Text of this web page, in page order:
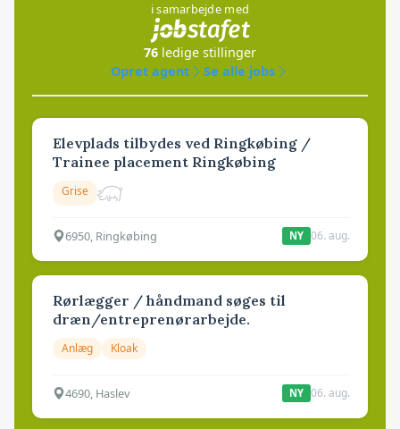
i samarbejde med
76 ledige stillinger
Opret agent
Se alle jobs
Elevplads tilbydes ved Ringkøbing /
Trainee placement Ringkøbing
Grise
6950, Ringkøbing NY 06. aug.
Rørlægger / håndmand søges til
dræn/entreprenørarbejde.
Anlæg Kloak
4690, Haslev NY 06. aug.